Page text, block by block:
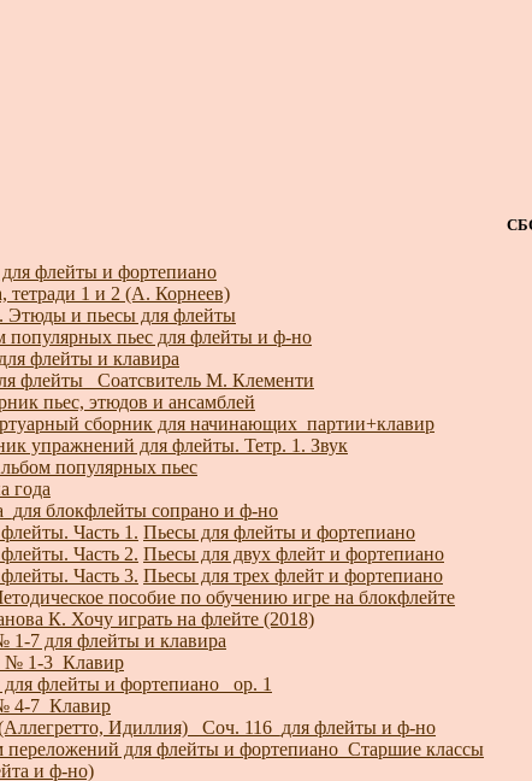
флейты и фортепиано
тетради 1 и 2 (А. Корнеев)
Этюды и пьесы для флейты
популярных пьес для флейты и ф-но
флейты и клавира
флейты_ Соатсвитель М. Клементи
пьес, этюдов и ансамблей
сборник для начинающих_партии+клавир
упражнений для флейты. Тетр. 1. Звук
популярных пьес
года
блокфлейты сопрано и ф-но
Часть 1. Пьесы для флейты и фортепиано
Часть 2. Пьесы для двух флейт и фортепиано
Часть 3. Пьесы для трех флейт и фортепиано
пособие по обучению игре на блокфлейте
К. Хочу играть на флейте (2018)
1-7 для флейты и клавира
№ 1-3_Клавир
флейты и фортепиано _ор. 1
4-7_Клавир
Идиллия)_ Соч. 116_для флейты и ф-но
для флейты и фортепиано_Старшие классы
и ф-но)